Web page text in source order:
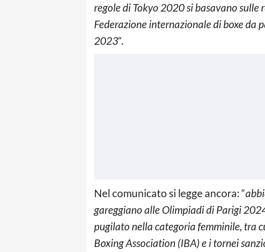
regole di Tokyo 2020 si basavano
Federazione internazionale di boxe da
2023“.
Nel comunicato si legge ancora: “
gareggiano alle Olimpiadi di Parigi
pugilato nella categoria femminile, tra
Boxing Association (IBA) e i tornei